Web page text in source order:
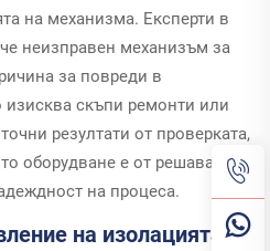
на механизма. Експерти в
неизправен механизъм за
за повреди в
изисква скъпи ремонти или
резултати от проверката,
оборудване е от решаващо
на процеса.
на изолацията